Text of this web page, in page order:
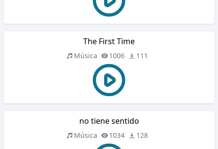
The First Time
Música 1006 111
no tiene sentido
Música 1034 128